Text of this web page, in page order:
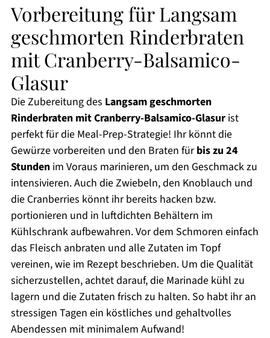
Vorbereitung für Langsam
geschmorten Rinderbraten
mit Cranberry-Balsamico-
Glasur
Die Zubereitung des Langsam geschmorten
Rinderbraten mit Cranberry-Balsamico-Glasurist
perfekt für die Meal-Prep-Strategie! Ihr könnt die
Gewürze vorbereiten und den Braten fürbis zu 24
Stundenim Voraus marinieren, um den Geschmack zu
intensivieren. Auch die Zwiebeln, den Knoblauch und
die Cranberries könnt ihr bereits hacken bzw.
portionieren und in luftdichten Behältern im
Kühlschrank aufbewahren. Vor dem Schmoren einfach
das Fleisch anbraten und alle Zutaten im Topf
vereinen, wie im Rezept beschrieben. Um die Qualität
sicherzustellen, achtet darauf, die Marinade kühl zu
lagern und die Zutaten frisch zu halten. So habt ihr an
stressigen Tagen ein köstliches und gehaltvolles
Abendessen mit minimalem Aufwand!